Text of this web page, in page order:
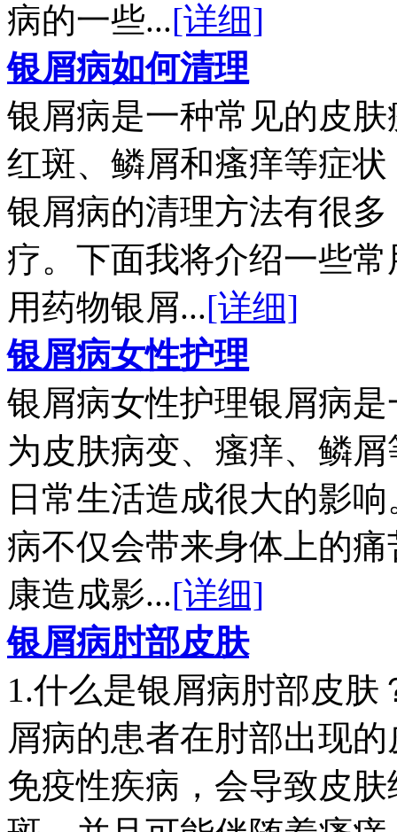
病的一些...[详细]
银屑病如何清理
银屑病是一种常见的皮
红斑、鳞屑和瘙痒等症
银屑病的清理方法有很
疗。下面我将介绍一些
用药物银屑...[详细]
银屑病女性护理
银屑病女性护理银屑病
为皮肤病变、瘙痒、鳞
日常生活造成很大的影
病不仅会带来身体上的
康造成影...[详细]
银屑病肘部皮肤
1.什么是银屑病肘部皮
屑病的患者在肘部出现
免疫性疾病，会导致皮